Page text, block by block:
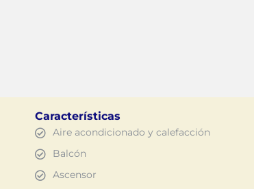
Características
Aire acondicionado y calefacción
Balcón
Ascensor